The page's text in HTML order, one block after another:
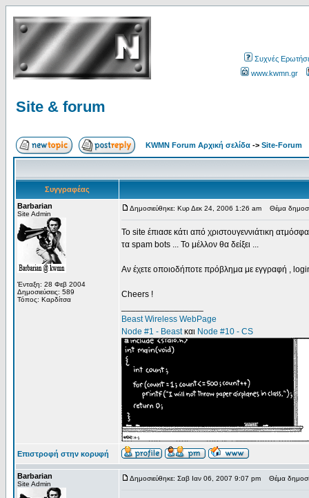
Συχνές
www.kwmn.gr
Site & forum
KWMN Forum Αρχική σελίδα -> Site-Forum
Συγγραφέας
Barbarian
Site Admin
Ένταξη: 28 Φεβ 2004
Δημοσιεύσεις: 589
Τόπος: Καρδίτσα
Δημοσιεύθηκε: Κυρ Δεκ 24, 2006 1:26 am Θέμα
To site έπιασε κάτι από χριστουγεννιάτικη
τα spam bots ... Το μέλλον θα δείξει ...
Αν έχετε οποιοδήποτε πρόβλημα με εγγραφή ,
Cheers !
Beast Wireless WebPage
Node #1 - Beastκαι Node #10 - CS
Επιστροφή στην κορυφή
Barbarian
Site Admin
Δημοσιεύθηκε: Σαβ Ιαν 06, 2007 9:07 pm Θέμα